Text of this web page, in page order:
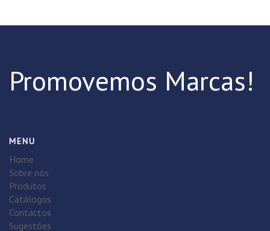
Promovemos Marcas!
MENU
Home
Sobre nós
Produtos
Catálogos
Contactos
Sugestões